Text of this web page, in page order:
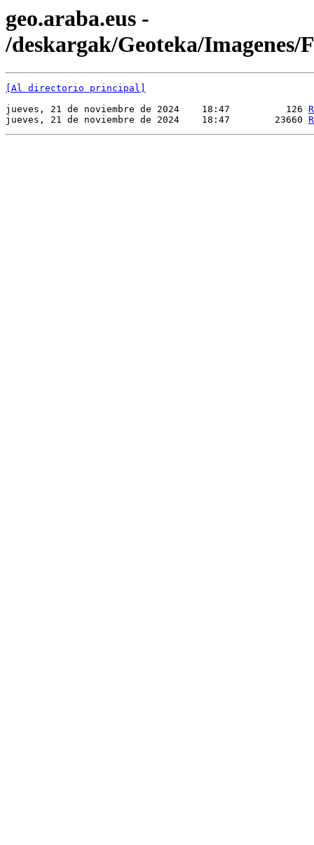
geo.araba.eus -
/deskargak/Geoteka/Imagenes/
[Al directorio principal]
jueves, 21 de noviembre de 2024    18:47          126
jueves, 21 de noviembre de 2024    18:47        23660